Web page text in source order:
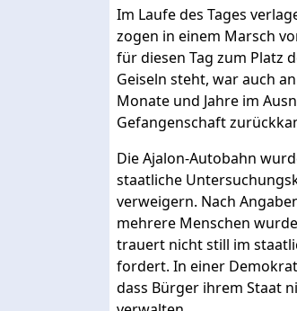
Im Laufe des Tages
zogen in einem Marsch
für diesen Tag zum Platz
Geiseln steht, war auch
Monate und Jahre im
Gefangenschaft
Die Ajalon-Autobahn
staatliche
verweigern. Nach
mehrere Menschen
trauert nicht still im
fordert. In einer
dass Bürger ihrem Staat